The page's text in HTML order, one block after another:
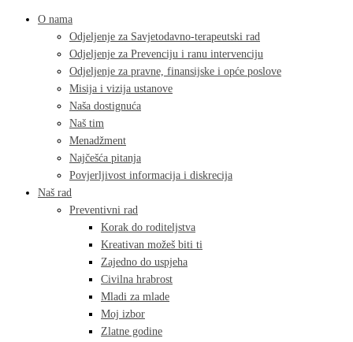
O nama
Odjeljenje za Savjetodavno-terapeutski rad
Odjeljenje za Prevenciju i ranu intervenciju
Odjeljenje za pravne, finansijske i opće poslove
Misija i vizija ustanove
Naša dostignuća
Naš tim
Menadžment
Najčešća pitanja
Povjerljivost informacija i diskrecija
Naš rad
Preventivni rad
Korak do roditeljstva
Kreativan možeš biti ti
Zajedno do uspjeha
Civilna hrabrost
Mladi za mlade
Moj izbor
Zlatne godine